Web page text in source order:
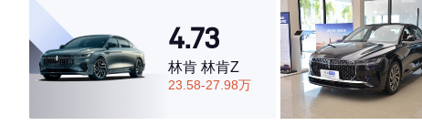
4.73
林肯 林肯Z
23.58-27.98万